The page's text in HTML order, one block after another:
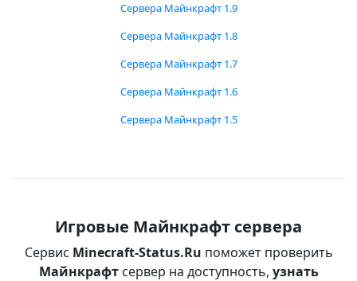
Сервера Майнкрафт 1.9
Сервера Майнкрафт 1.8
Сервера Майнкрафт 1.7
Сервера Майнкрафт 1.6
Сервера Майнкрафт 1.5
Игровые Майнкрафт сервера
Сервис Minecraft-Status.Ru поможет проверить
Майнкрафтсервер на доступность, узнать